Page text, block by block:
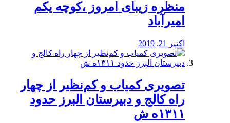
منظره‌‌ زیبای امروز ،کوچه یکم
امیرآباد
اکتبر 21, 2019
️تصویری کمیاب و کم‌نظیر از چهار
راه كالج و دبيرستان البرز حدود
۱۳۱۱ه ش